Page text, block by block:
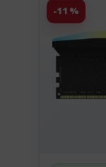
-11%